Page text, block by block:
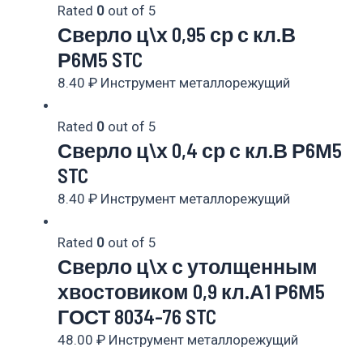
Rated 0 out of 5
Сверло ц\х 0,95 ср с кл.В
Р6М5 STC
8.40 ₽ Инструмент металлорежущий
Rated 0 out of 5
Сверло ц\х 0,4 ср с кл.В Р6М5
STC
8.40 ₽ Инструмент металлорежущий
Rated 0 out of 5
Сверло ц\х с утолщенным
хвостовиком 0,9 кл.А1 Р6М5
ГОСТ 8034-76 STC
48.00 ₽ Инструмент металлорежущий